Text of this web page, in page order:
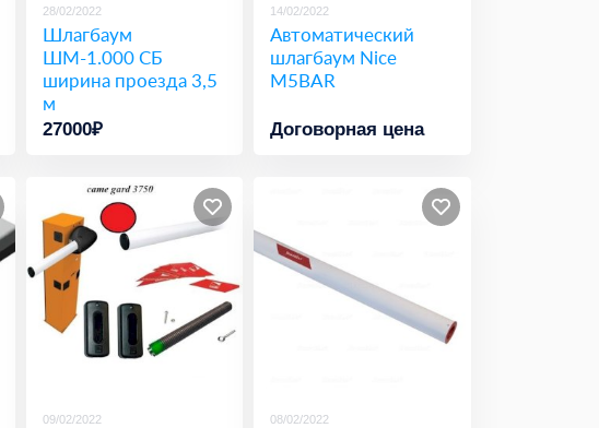
28/02/2022
Шлагбаум
ШМ-1.000 СБ
ширина проезда 3,5
м
27000₽
14/02/2022
Автоматический
шлагбаум Nice
M5BAR
Договорная цена
09/02/2022 08/02/2022